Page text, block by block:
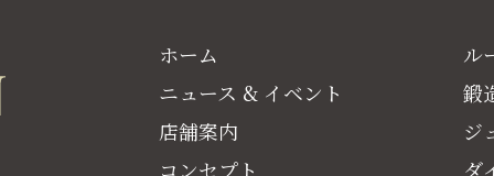
ホーム
ニュース & イベント
店舗案内
コンセプト
ル
鍛
ジ
ダ